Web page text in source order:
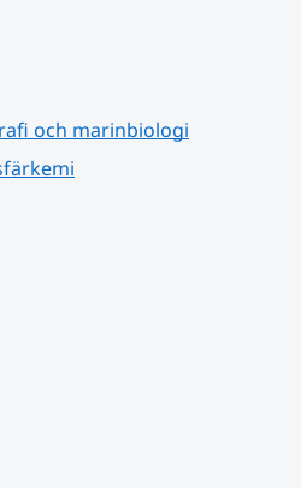
och marinbiologi